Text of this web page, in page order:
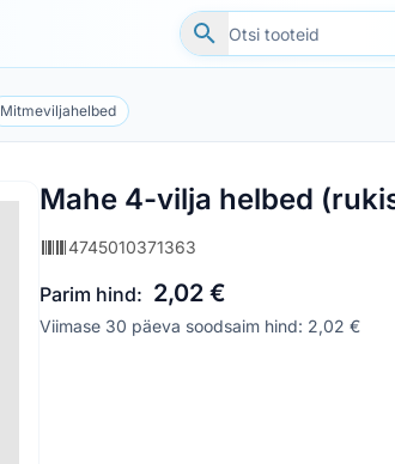
Mitmeviljahelbed
Mahe 4-vilja helbed
4745010371363
Parim hind: 2,02 €
Viimase 30 päeva soodsaim hind: 2,02 €